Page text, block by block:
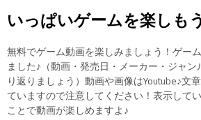
いっぱいゲームを楽しもう
無料でゲーム動画を楽しみましょう！ゲー
ました♪（動画・発売日・メーカー・ジャ
り返りましょう）動画や画像はYoutube♪文
ていますので注意してください！表示して
ことで動画が楽しめますよ♪